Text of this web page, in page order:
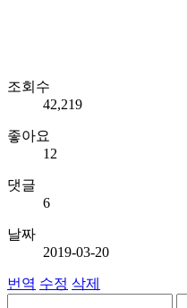
조회수
42,219
좋아요
12
댓글
6
날짜
2019-03-20
번역 수정 삭제